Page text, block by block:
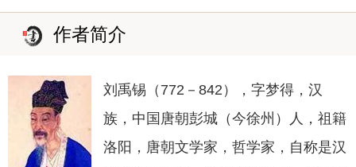
作者简介
刘禹锡（772－842），字梦得，汉
族，中国唐朝彭城（今徐州）人，祖籍
洛阳，唐朝文学家，哲学家，自称是汉